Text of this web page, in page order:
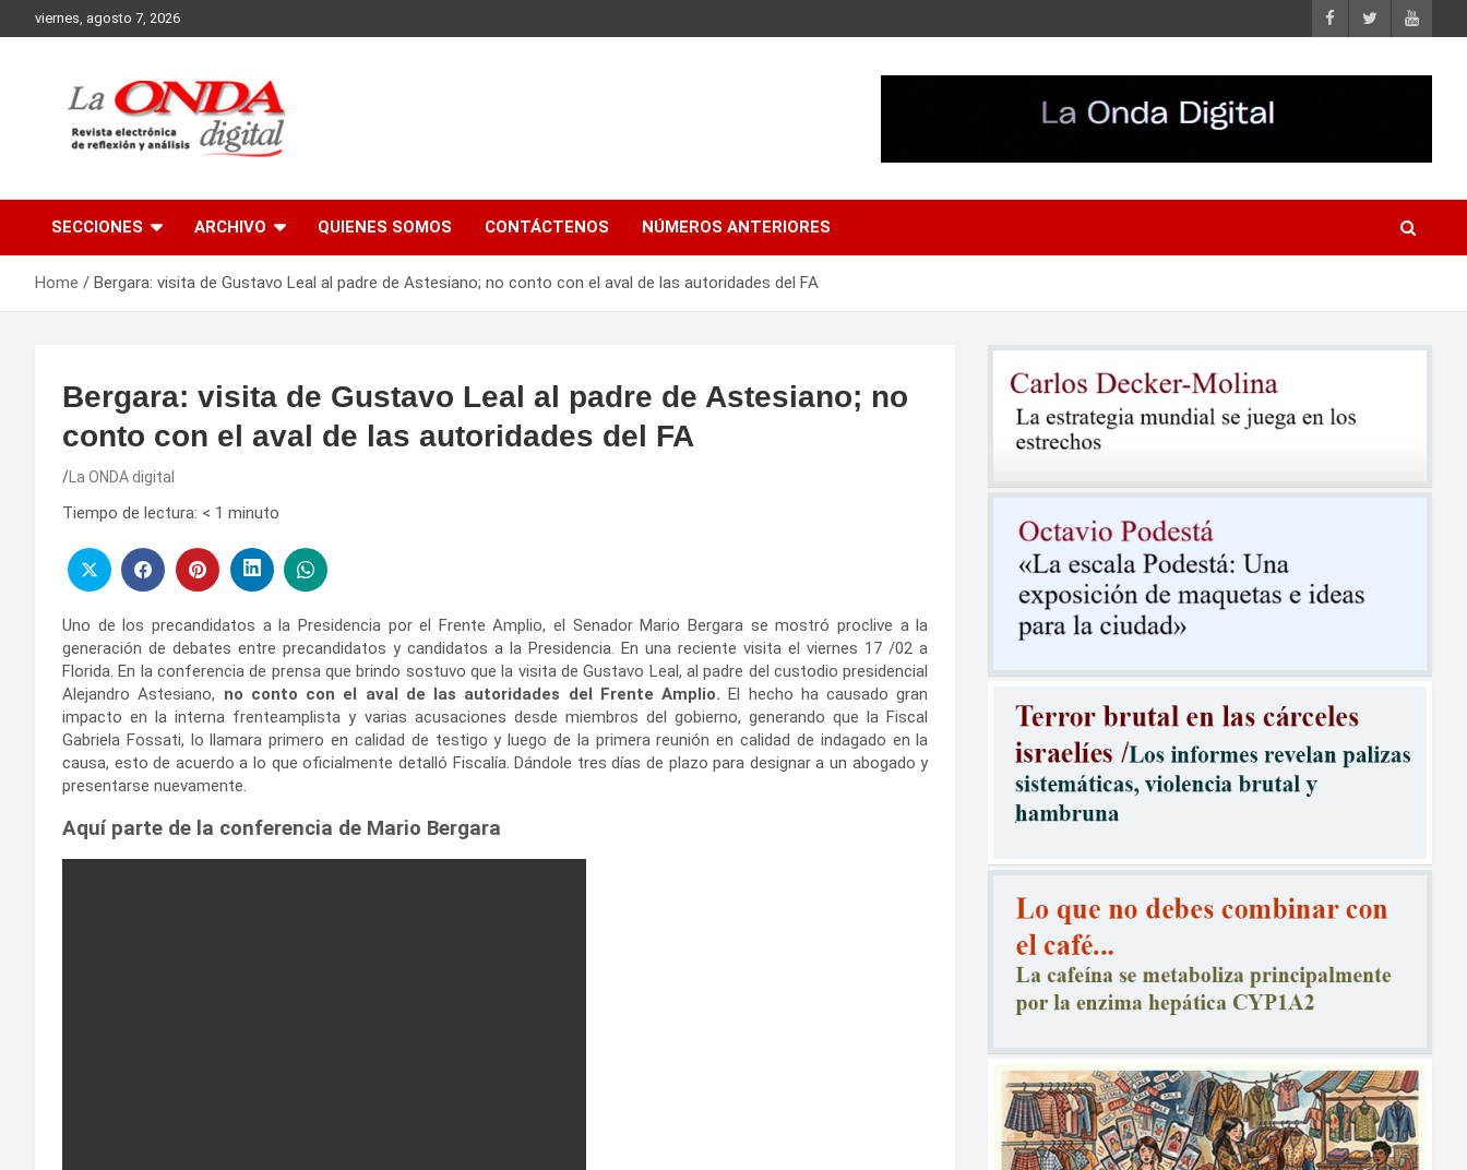
to
viernes, agosto 7, 2026
SECCIONES ARCHIVO QUIENES SOMOS CONTÁCTENOS NÚMEROS ANTERIORES
Home Bergara: visita de Gustavo Leal al padre de Astesiano; no conto con el aval de las autoridades del FA
Bergara: visita de Gustavo Leal al padre de Astesiano; no
conto con el aval de las autoridades del FA
La ONDA digital
Tiempo de lectura: < 1 minuto
Uno de los precandidatos a la Presidencia por el Frente Amplio, el Senador Mario Bergara se mostró proclive a la
generación de debates entre precandidatos y candidatos a la Presidencia. En una reciente visita el viernes 17 /02 a
Florida. En la conferencia de prensa que brindo sostuvo que la visita de Gustavo Leal, al padre del custodio presidencial
Alejandro Astesiano, no conto con el aval de las autoridades del Frente Amplio. El hecho ha causado gran
impacto en la interna frenteamplista y varias acusaciones desde miembros del gobierno, generando que la Fiscal
Gabriela Fossati, lo llamara primero en calidad de testigo y luego de la primera reunión en calidad de indagado en la
causa, esto de acuerdo a lo que oficialmente detalló Fiscalía. Dándole tres días de plazo para designar a un abogado y
presentarse nuevamente.
Aquí parte de la conferencia de Mario Bergara